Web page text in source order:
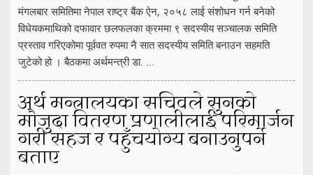
मंगलबार समितिमा नेपाल राष्ट्र बैंक ऐन, २०५८ लाई संशोधन गर्न बनेको
विधेयकमाथिको दफावार छलफलका क्रममा ९ सदस्यीय सञ्चालक समिति
प्रस्ताव गरिएकोमा पूर्ववत रुपमा नै सात सदस्यीय समिति बनाउन सहमति
जुटेको हो । बैठकमा अर्थमन्त्री डा. ...
अर्थ मन्त्रालयका सचिवले सुनको
मौजुदा वितरण प्रणालीलाई परिमार्जन
गरी सहज र पहुँचयोग्य बनाउनुपर्ने
बताए